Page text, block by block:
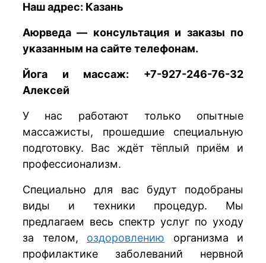
Наш адрес: Казань
Аюрведа — консультация и заказы по
указанным на сайте телефонам.
Йога и массаж: +7-927-246-76-32
Алексей
У нас работают только опытные
массажисты, прошедшие специальную
подготовку. Вас ждёт тёплый приём и
профессионализм.
Специально для вас будут подобраны
виды и техники процедур. Мы
предлагаем весь спектр услуг по уходу
за телом, оздоровлению организма и
профилактике заболеваний нервной